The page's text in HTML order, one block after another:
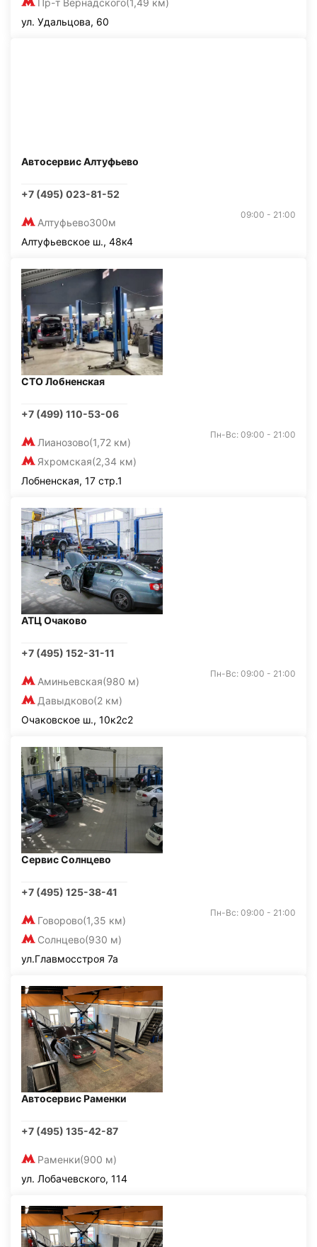
Пр-т Вернадского(1,49 км)
ул. Удальцова, 60
Автосервис Алтуфьево
+7 (495) 023-81-52
Алтуфьево300м
09:00 - 21:00
Алтуфьевское ш., 48к4
СТО Лобненская
+7 (499) 110-53-06
Лианозово(1,72 км)
Яхромская(2,34 км)
Пн-Вс: 09:00 - 21:00
Лобненская, 17 стр.1
АТЦ Очаково
+7 (495) 152-31-11
Аминьевская(980 м)
Давыдково(2 км)
Пн-Вс: 09:00 - 21:00
Очаковское ш., 10к2с2
Сервис Солнцево
+7 (495) 125-38-41
Говорово(1,35 км)
Солнцево(930 м)
Пн-Вс: 09:00 - 21:00
ул.Главмосстроя 7а
Автосервис Раменки
+7 (495) 135-42-87
Раменки(900 м)
ул. Лобачевского, 114